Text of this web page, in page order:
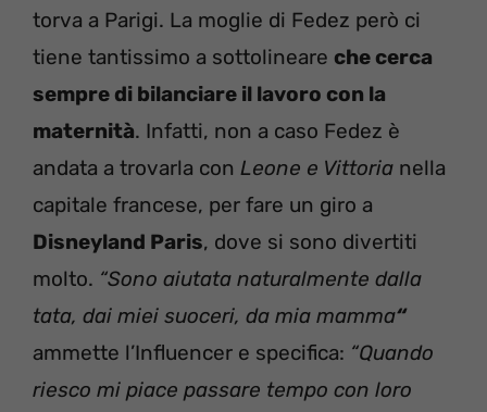
torva a Parigi. La moglie di Fedez però ci
tiene tantissimo a sottolineare che cerca
sempre di bilanciare il lavoro con la
maternità. Infatti, non a caso Fedez è
andata a trovarla con Leone e Vittoria nella
capitale francese, per fare un giro a
Disneyland Paris, dove si sono divertiti
molto. “Sono aiutata naturalmente dalla
tata, dai miei suoceri, da mia mamma“
ammette l’Influencer e specifica: “Quando
riesco mi piace passare tempo con loro